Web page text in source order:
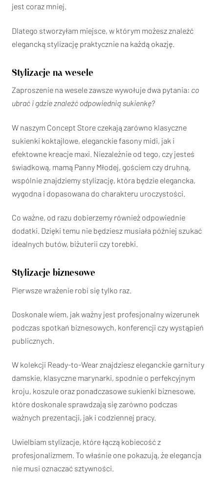
jest coraz mniej.
Dlatego stworzyłam miejsce, w którym możesz znaleźć
elegancką stylizację praktycznie na każdą okazję.
Stylizacje na wesele
Zaproszenie na wesele zawsze wywołuje dwa pytania: co
ubrać i gdzie znaleźć odpowiednią sukienkę?
W naszym Concept Store czekają zarówno klasyczne
sukienki koktajlowe, eleganckie fasony midi, jak i
efektowne kreacje maxi. Niezależnie od tego, czy jesteś
świadkową, mamą Panny Młodej, gościem czy druhną,
wspólnie znajdziemy stylizację, która będzie elegancka,
wygodna i dopasowana do charakteru uroczystości.
Co ważne, od razu dobierzemy również odpowiednie
dodatki. Dzięki temu nie będziesz musiała później szukać
idealnych butów, biżuterii czy torebki.
Stylizacje biznesowe
Pierwsze wrażenie robi się tylko raz.
Doskonale wiem, jak ważny jest profesjonalny wizerunek
podczas spotkań biznesowych, konferencji czy wystąpień
publicznych.
W kolekcji Ready-to-Wear znajdziesz eleganckie garnitury
damskie, klasyczne marynarki, spodnie o perfekcyjnym
kroju, koszule oraz ponadczasowe sukienki biznesowe,
które doskonale sprawdzają się zarówno podczas
ważnych prezentacji, jak i codziennej pracy.
Uwielbiam stylizacje, które łączą kobiecość z
profesjonalizmem. To właśnie one pokazują, że elegancja
nie musi oznaczać sztywności.